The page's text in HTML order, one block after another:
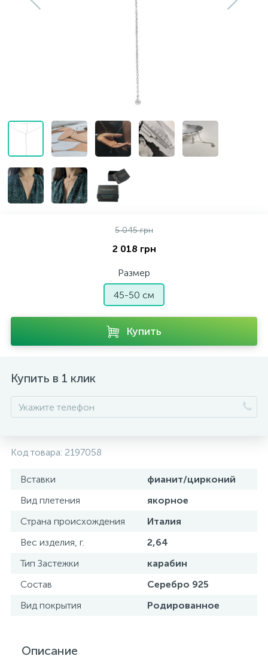
5 045 грн
2 018 грн
Размер
45-50 см
Купить
Купить в 1 клик
Код товара: 2197058
Вставки
фианит/цирконий
Вид плетения
якорное
Страна происхождения
Италия
Вес изделия, г.
2,64
Тип Застежки
карабин
Состав
Серебро 925
Вид покрытия
Родированное
Описание
Серебряные цепочки
Серебряные аксессуары
Серебряные сувениры